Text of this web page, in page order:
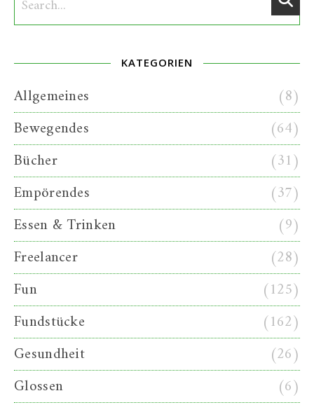
KATEGORIEN
Allgemeines
(8)
Bewegendes
(64)
Bücher
(31)
Empörendes
(37)
Essen & Trinken
(9)
Freelancer
(28)
Fun
(125)
Fundstücke
(162)
Gesundheit
(26)
Glossen
(6)